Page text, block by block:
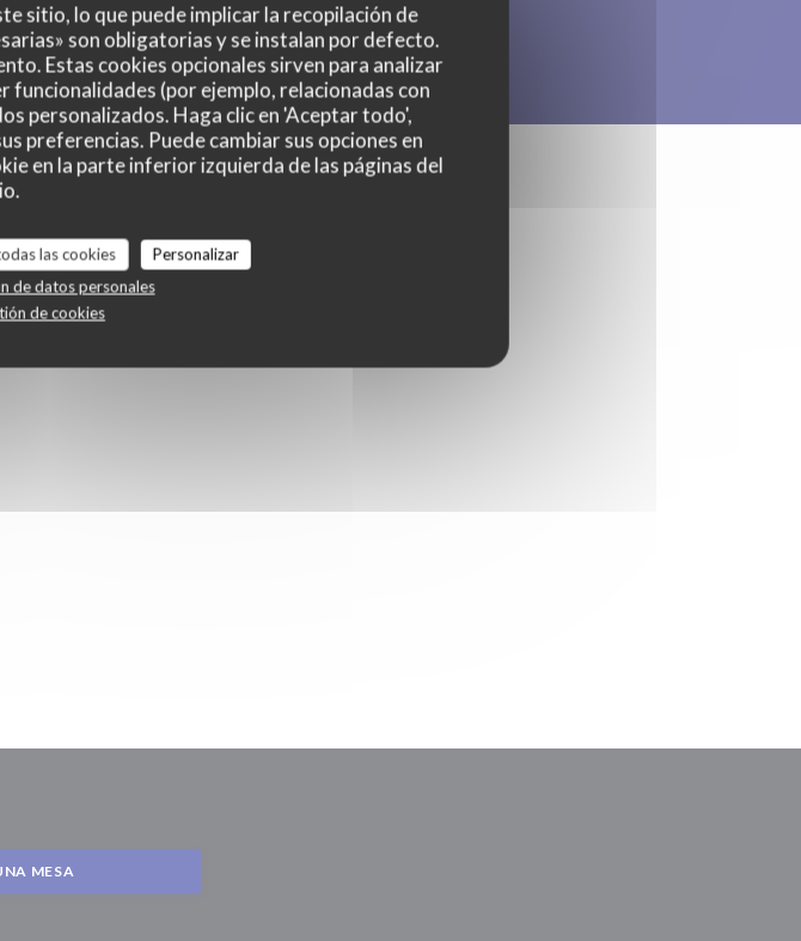
sitio, lo que puede implicar la recopilación de
son obligatorias y se instalan por defecto.
Estas cookies opcionales sirven para analizar
funcionalidades (por ejemplo, relacionadas con
personalizados. Haga clic en 'Aceptar todo',
preferencias. Puede cambiar sus opciones en
en la parte inferior izquierda de las páginas del
las cookies
Personalizar
de datos personales
de cookies
MESA